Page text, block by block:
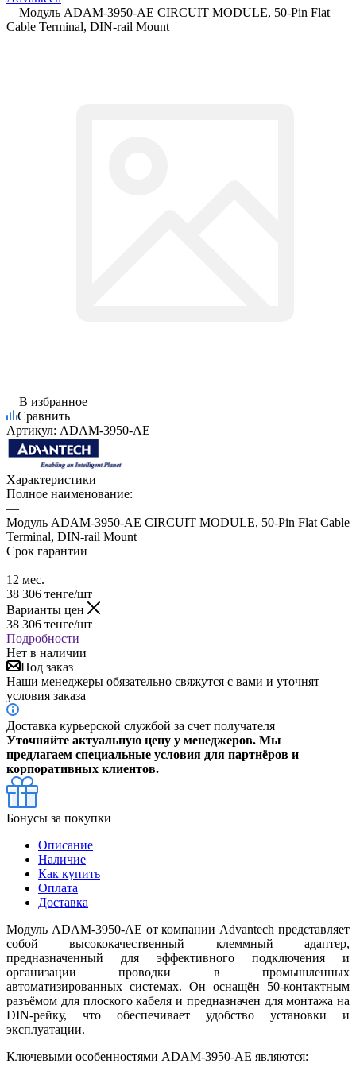
—Модуль ADAM-3950-AE CIRCUIT MODULE, 50-Pin Flat
Cable Terminal, DIN-rail Mount
В избранное
Сравнить
Артикул: ADAM-3950-AE
Характеристики
Полное наименование:
—
Модуль ADAM-3950-AE CIRCUIT MODULE, 50-Pin Flat Cable
Terminal, DIN-rail Mount
Срок гарантии
—
12 мес.
38 306 тенге/шт
Варианты цен
38 306 тенге/шт
Подробности
Нет в наличии
Под заказ
Наши менеджеры обязательно свяжутся с вами и уточнят
условия заказа
Доставка курьерской службой за счет получателя
Уточняйте актуальную цену у менеджеров. Мы
предлагаем специальные условия для партнёров и
корпоративных клиентов.
Бонусы за покупки
Описание
Наличие
Как купить
Оплата
Доставка
Модуль ADAM-3950-AE от компании Advantech представляет
собой высококачественный клеммный адаптер,
предназначенный для эффективного подключения и
организации проводки в промышленных
автоматизированных системах. Он оснащён 50-контактным
разъёмом для плоского кабеля и предназначен для монтажа на
DIN-рейку, что обеспечивает удобство установки и
эксплуатации.
Ключевыми особенностями ADAM-3950-AE являются: